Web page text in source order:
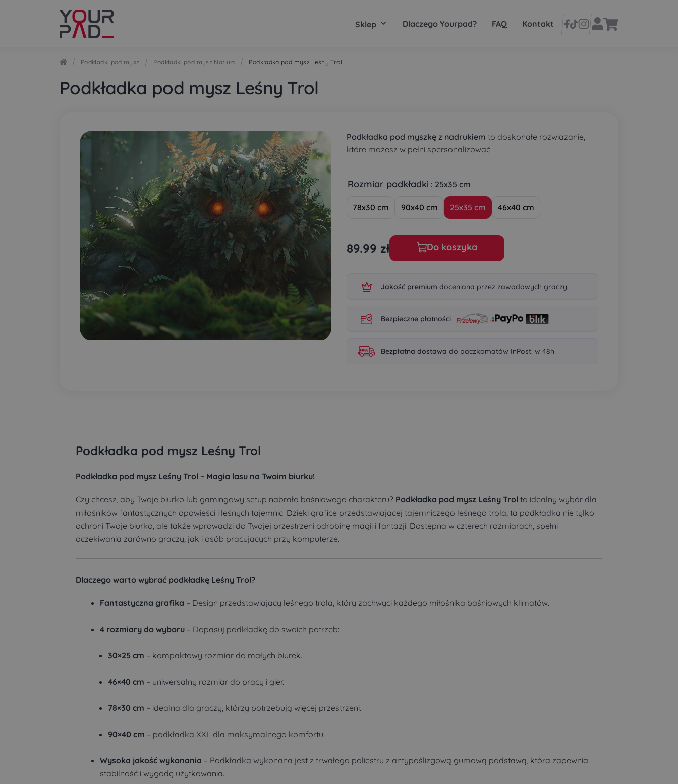
Przejdź
Przejdź
Sklep Dlaczego Yourpad? FAQ Kontakt
Podkładki pod mysz Podkładki pod mysz Natura Podkładka pod mysz Leśny Trol
Podkładka pod mysz Leśny Trol
Podkładka pod myszkę z nadrukiem to doskonałe rozwiązanie,
które możesz w pełni spersonalizować.
Rozmiar podkładki : 25x35 cm
78x30 cm 90x40 cm 25x35 cm 46x40 cm
89.99 zł Do koszyka
Jakość premium doceniana przez zawodowych graczy!
Bezpieczne płatności
Bezpłatna dostawa do paczkomatów InPost! w 48h
Podkładka pod mysz Leśny Trol
Podkładka pod mysz Leśny Trol – Magia lasu na Twoim biurku!
Czy chcesz, aby Twoje biurko lub gamingowy setup nabrało baśniowego charakteru? Podkładka pod mysz Leśny Trol to idealny wybór dla
miłośników fantastycznych opowieści i leśnych tajemnic! Dzięki grafice przedstawiającej tajemniczego leśnego trola, ta podkładka nie tylko
ochroni Twoje biurko, ale także wprowadzi do Twojej przestrzeni odrobinę magii i fantazji. Dostępna w czterech rozmiarach, spełni
oczekiwania zarówno graczy, jak i osób pracujących przy komputerze.
Dlaczego warto wybrać podkładkę Leśny Trol?
Fantastyczna grafika – Design przedstawiający leśnego trola, który zachwyci każdego miłośnika baśniowych klimatów.
4 rozmiary do wyboru – Dopasuj podkładkę do swoich potrzeb:
30×25 cm – kompaktowy rozmiar do małych biurek.
46×40 cm – uniwersalny rozmiar do pracy i gier.
78×30 cm – idealna dla graczy, którzy potrzebują więcej przestrzeni.
90×40 cm – podkładka XXL dla maksymalnego komfortu.
Wysoka jakość wykonania – Podkładka wykonana jest z trwałego poliestru z antypoślizgową gumową podstawą, która zapewnia
stabilność i wygodę użytkowania.